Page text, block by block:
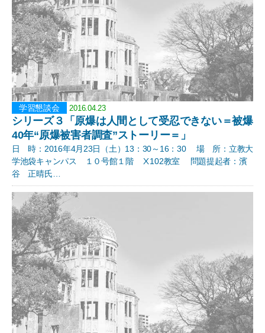
学習懇談会 2016.04.23
シリーズ３「原爆は人間として受忍できない＝被爆
40年“原爆被害者調査”ストーリー＝」
日 時：2016年4月23日（土）13：30～16：30 場 所：立教大
学池袋キャンパス １０号館１階 Ⅹ102教室 問題提起者：濱
谷 正晴氏…